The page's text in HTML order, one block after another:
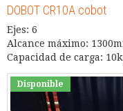
DOBOT CR10A cobot
Ejes: 6
Alcance máximo:
Capacidad de carga:
Disponible